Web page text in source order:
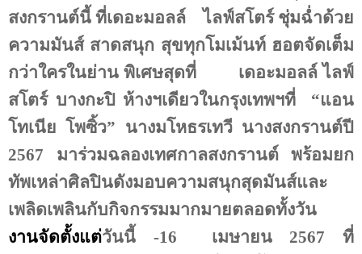
สงกรานต์นี้ ที่เดอะมอลล์
ไลฟ์สโตร์ ชุ่มฉ่ำด้วย
ความมันส์ สาดสนุก สุขทุกโมเม้นท์ ฮอตจัดเต็ม
กว่าใครในย่าน พิเศษสุดที่
เดอะมอลล์ ไลฟ์
สโตร์ บางกะปิ ห้างฯเดียวในกรุงเทพฯที่
“แอน
โทเนีย โพซิ้ว” นางมโหธรเทวี นางสงกรานต์ปี
2567 มาร่วมฉลองเทศกาลสงกรานต์ พร้อมยก
ทัพเหล่าศิลปินดังมอบความสนุกสุดมันส์และ
เพลิดเพลินกับกิจกรรมมากมายตลอดทั้งวัน
งานจัดตั้งแต่วันนี้ -16 เมษายน 2567 ที่